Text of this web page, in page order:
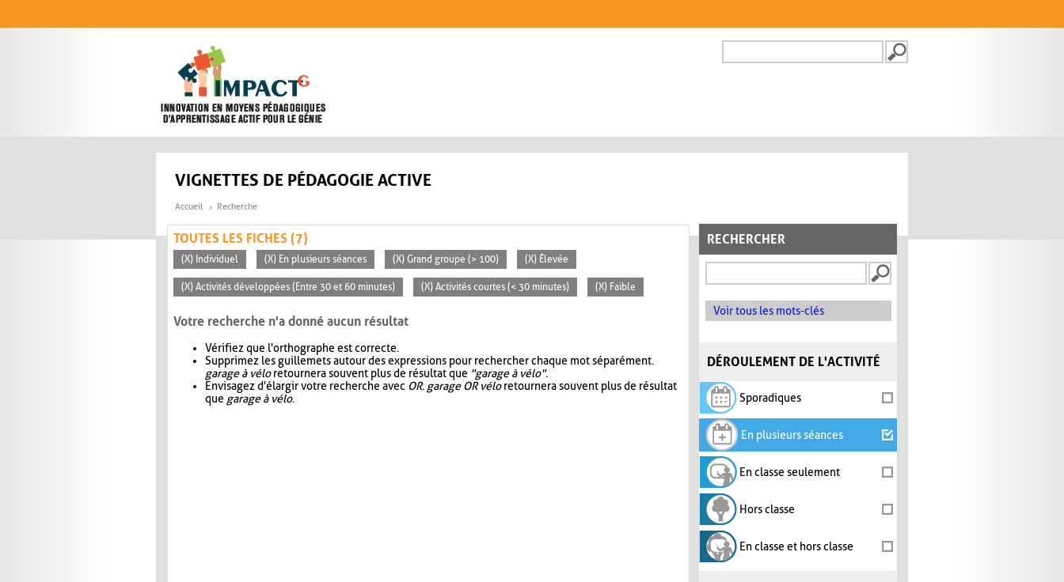
FORMULAIRE DE
VIGNETTES DE PÉDAGOGIE ACTIVE
Accueil Recherche
RECHERCHER
Voir tous les mots-clés
DÉROULEMENT DE L'ACTIVITÉ
Sporadiques
En plusieurs séances
En classe seulement
Hors classe
En classe et hors classe
TOUTES LES FICHES (7)
(X) Individuel (X) En plusieurs séances (X) Grand groupe (> 100) (X) Élevée
(X) Activités développées (Entre 30 et 60 minutes) (X) Activités courtes (< 30 minutes) (X) Faible
Votre recherche n'a donné aucun résultat
Vérifiez que l'orthographe est correcte.
Supprimez les guillemets autour des expressions pour rechercher chaque mot séparément.
garage à véloretournera souvent plus de résultat que "garage à vélo".
Envisagez d'élargir votre recherche avec OR. garage OR véloretournera souvent plus de résultat
que garage à vélo.